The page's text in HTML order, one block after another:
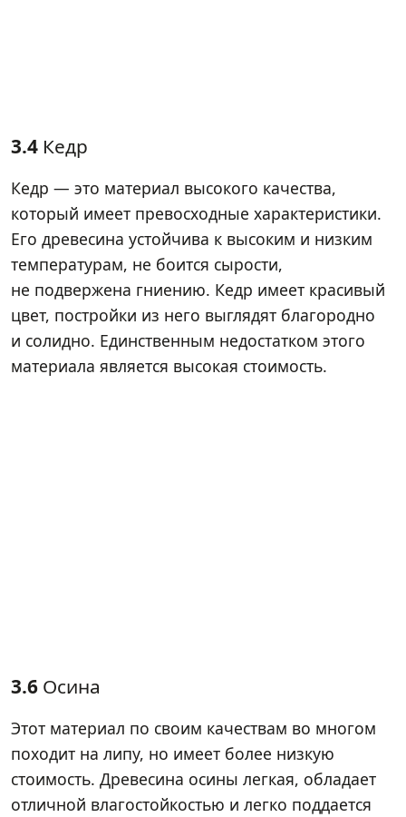
3.4 Кедр
Кедр — это материал высокого качества,
который имеет превосходные характеристики.
Его древесина устойчива к высоким и низким
температурам, не боится сырости,
не подвержена гниению. Кедр имеет красивый
цвет, постройки из него выглядят благородно
и солидно. Единственным недостатком этого
материала является высокая стоимость.
3.6 Осина
Этот материал по своим качествам во многом
походит на липу, но имеет более низкую
стоимость. Древесина осины легкая, обладает
отличной влагостойкостью и легко поддается